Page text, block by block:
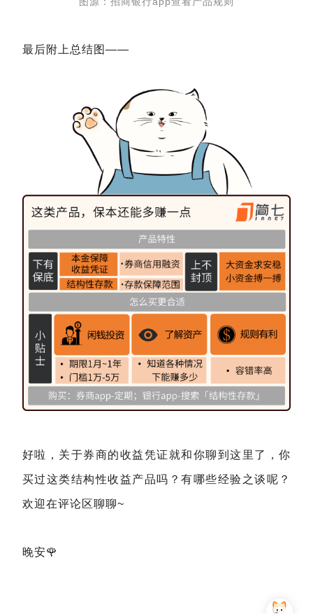
最后附上总结图——
好啦，关于券商的收益凭证就和你聊到这里了，你
买过这类结构性收益产品吗？有哪些经验之谈呢？
欢迎在评论区聊聊~
晚安🌹